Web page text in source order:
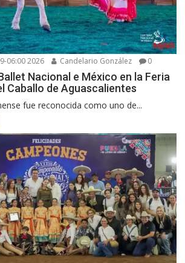
06:00 2026 Candelario González 0
Nacional e México en la Feria
Caballo de Aguascalientes
fue reconocida como uno de...